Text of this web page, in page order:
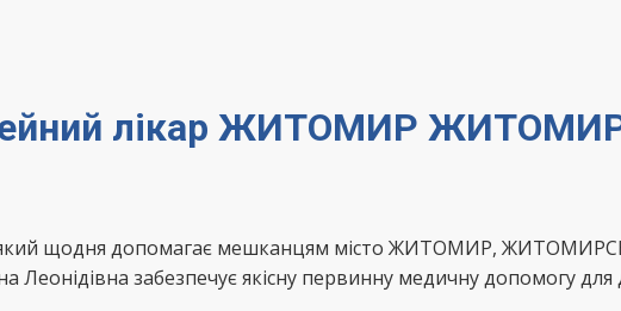
лікар ЖИТОМИР
який щодня допомагає мешканцям місто ЖИТОМИР,
забезпечує якісну первинну медичну допомогу